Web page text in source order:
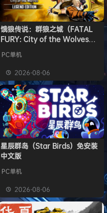
饿狼传说：群狼之城（FATAL
FURY: City of the Wolves）
PC单机
2026-08-06
星辰群岛（Star Birds）免安装
中文版
PC单机
2026-08-06